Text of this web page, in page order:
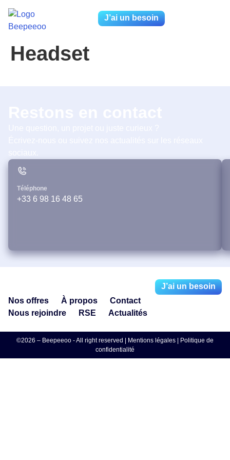
J’ai un besoin
Headset
Téléphone
+33 6 98 16 48 65
Nos offres À propos
Contact
Nous rejoindre
RSE Actualités
J’ai un besoin
©2026 – Beepeeoo - All right reserved | Mentions légales
Politique de
confidentialité